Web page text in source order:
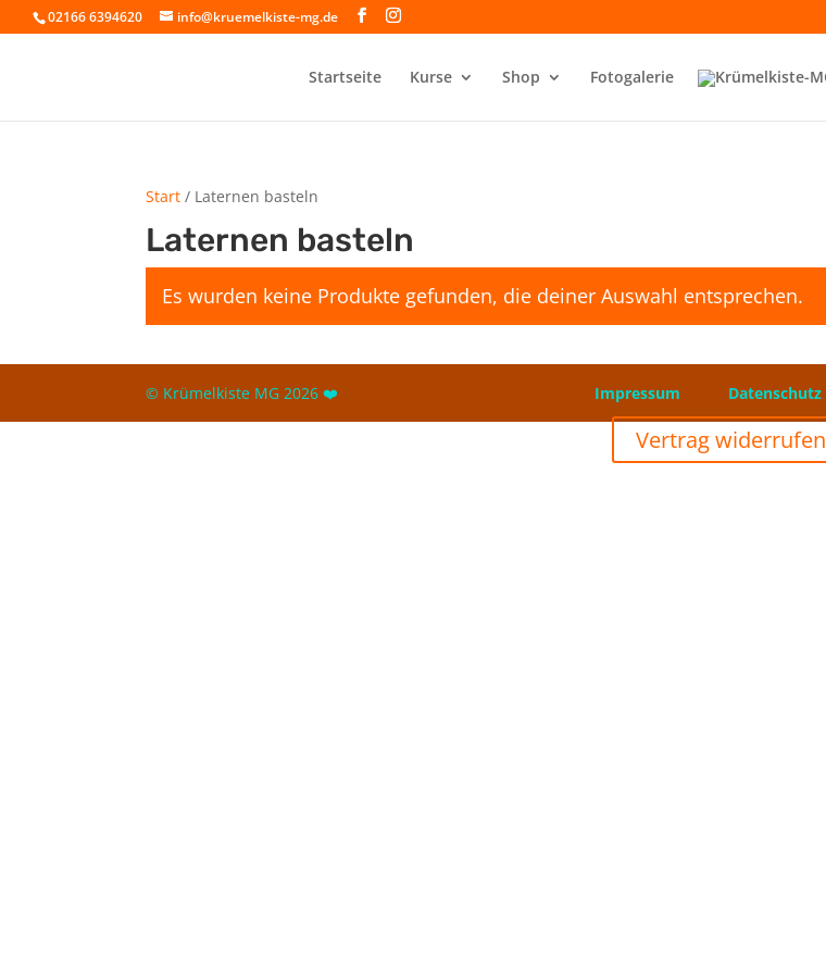
02166 6394620 info@kruemelkiste-mg.de
Startseite Kurse Shop Fotogalerie
Start / Laternen basteln
Laternen basteln
Es wurden keine Produkte gefunden, die deiner Auswahl entsprechen.
© Krümelkiste MG 2026 ❤️ Impressum Datenschutz
Vertrag widerrufen